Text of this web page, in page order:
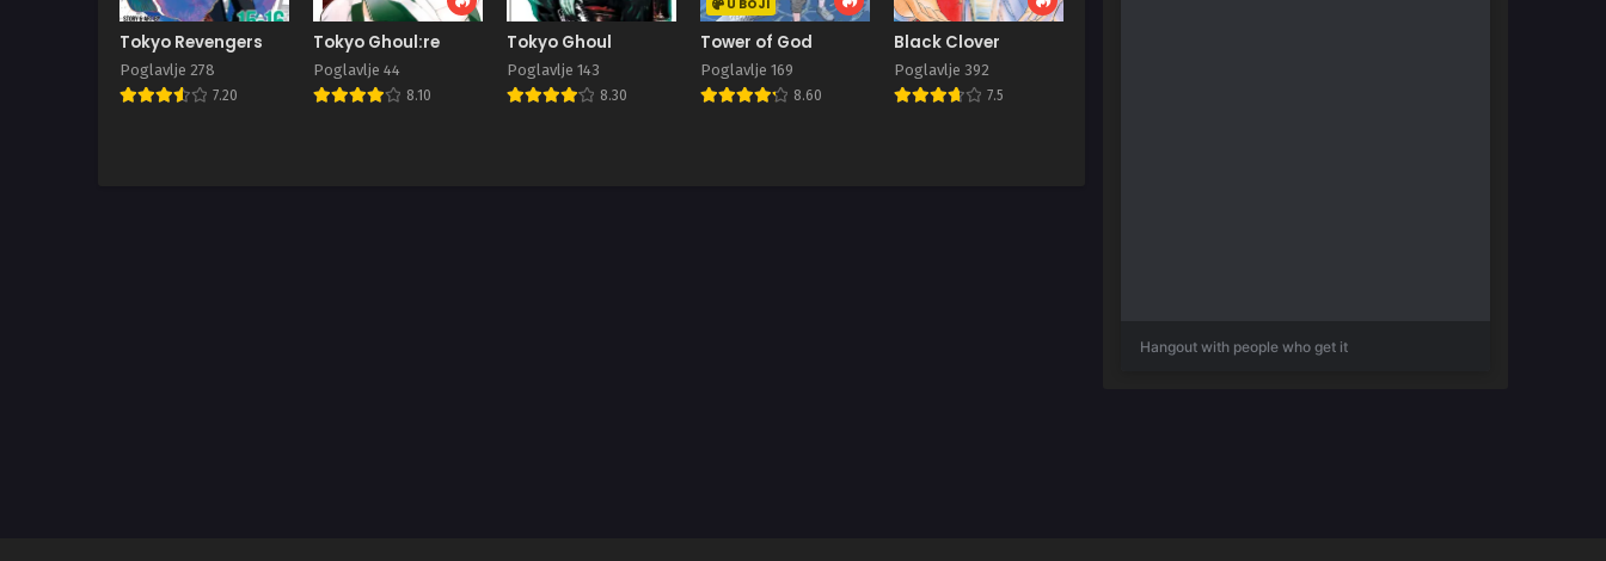
Tokyo Revengers
Poglavlje 278
7.20
Tokyo Ghoul:re
Poglavlje 44
8.10
Tokyo Ghoul
Poglavlje 143
8.30
U BOJI
Tower of God
Poglavlje 169
8.60
Black Clover
Poglavlje 392
7.5
Hangout with people who get it